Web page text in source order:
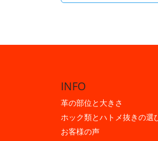
INFO
革の部位と大きさ
ホック類とハトメ抜きの選
お客様の声